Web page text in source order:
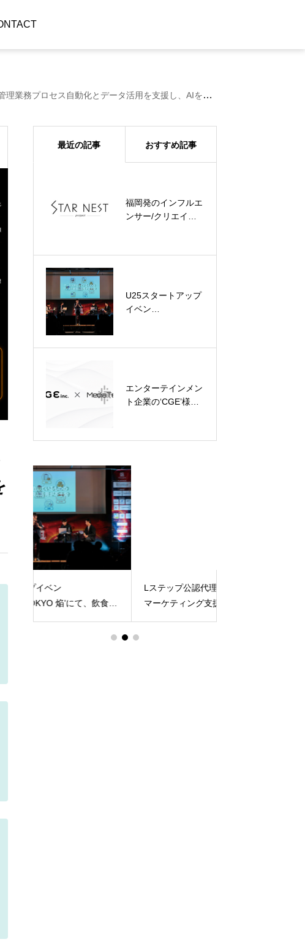
化とデータ活用を支援し、AIを活用した店舗経営の実現を目指す
最近の記事 おすすめ記事
福岡発のインフルエ
ンサー/クリエイタ
サイトを公開いたし
U25スタートアップ
イベン
食業界インフラ事
エンターテインメン
ト企業の‘CGE’様と
ました
U25スタートアップ
イベン
食業界インフラ事
美容サロンの
‘VOTAN GROUP’ 様
における支援を実施
新サービスの試験運
用が完了 – AI時代の
壇
Lステップ公認代理店に認定 – 公式LINE
マーケティング支援事業を本格展開